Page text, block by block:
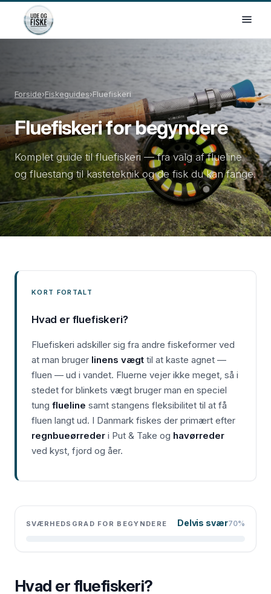
Forside›Fiskeguides›Fluefiskeri
Fluefiskeri for begyndere
Komplet guide til fluefiskeri — fra valg af flueline
og fluestang til kasteteknik og de fisk du kan fange.
KORT FORTALT
Hvad er fluefiskeri?
Fluefiskeri adskiller sig fra andre fiskeformer ved
at man bruger linens vægt til at kaste agnet —
fluen — ud i vandet. Fluerne vejer ikke meget, så i
stedet for blinkets vægt bruger man en speciel
tung flueline samt stangens fleksibilitet til at få
fluen langt ud. I Danmark fiskes der primært efter
regnbueørreder i Put & Take og havørreder
ved kyst, fjord og åer.
SVÆRHEDSGRAD FOR BEGYNDERE Delvis svær70%
Hvad er fluefiskeri?